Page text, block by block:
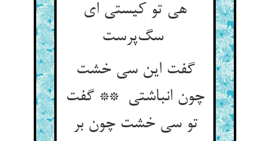
هی تو کیستی ای
سگ‌پرست
گفت این سی خشت
چون انباشتی ** گفت
تو سی خشت چون بر